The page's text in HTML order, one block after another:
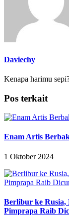
Daviechy
Kenapa harimu
Pos terkait
Enam Artis
1 Oktober 2024
Berlibur ke Rusia,
Pimprapa Raib